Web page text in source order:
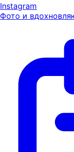
Instagram
Фото и